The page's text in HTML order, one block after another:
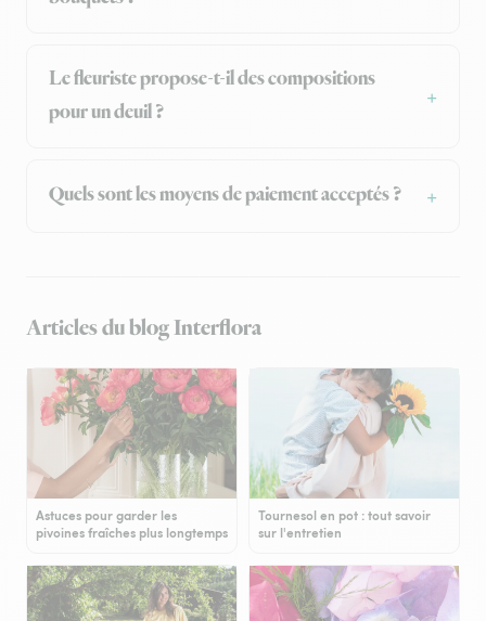
Le fleuriste propose-t-il des compositions
pour un deuil ?
Quels sont les moyens de paiement acceptés ?
Articles du blog Interflora
Astuces pour garder les
pivoines fraîches plus longtemps
Tournesol en pot : tout savoir
sur l'entretien